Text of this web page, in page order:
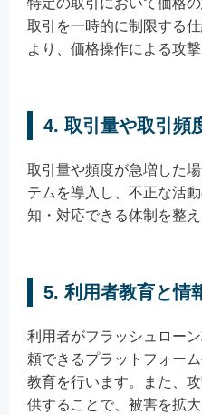
特定の取引において価格
取引を一時的に制限する
より、価格操作による攻
4. 取引量や取引頻
取引量や頻度が急増した
テムを導入し、不正な活
知・対応できる体制を整え
5. 利用者教育と情
利用者がフラッシュロー
頼できるプラットフォー
教育を行います。また、
供することで、被害を拡